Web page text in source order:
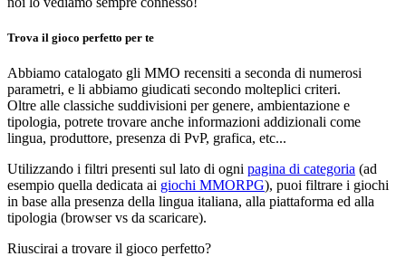
Trova il gioco perfetto per te
Abbiamo catalogato gli MMO recensiti a seconda di numerosi
parametri, e li abbiamo giudicati secondo molteplici criteri.
Oltre alle classiche suddivisioni per genere, ambientazione e
tipologia, potrete trovare anche informazioni addizionali come
lingua, produttore, presenza di PvP, grafica, etc...
Utilizzando i filtri presenti sul lato di ogni pagina di categoria (ad
esempio quella dedicata ai giochi MMORPG), puoi filtrare i giochi
in base alla presenza della lingua italiana, alla piattaforma ed alla
tipologia (browser vs da scaricare).
Riuscirai a trovare il gioco perfetto?